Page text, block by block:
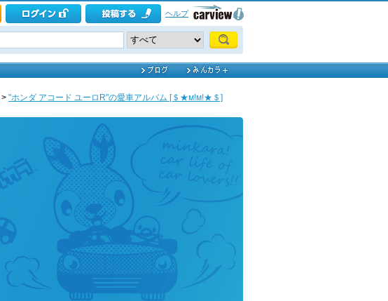
ヘルプ
> "ホンダ アコード ユーロR"の愛車アルバム [＄★м!м!★＄]